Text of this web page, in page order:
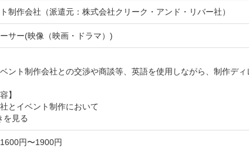
制作会社（派遣元：株式会社クリーク・アンド・リバー社）
サー(映像（映画・ドラマ）)
ント制作会社との交渉や商談等、英語を使用しながら、制作ディ
】
社とイベント制作において
を見る
円〜1900円